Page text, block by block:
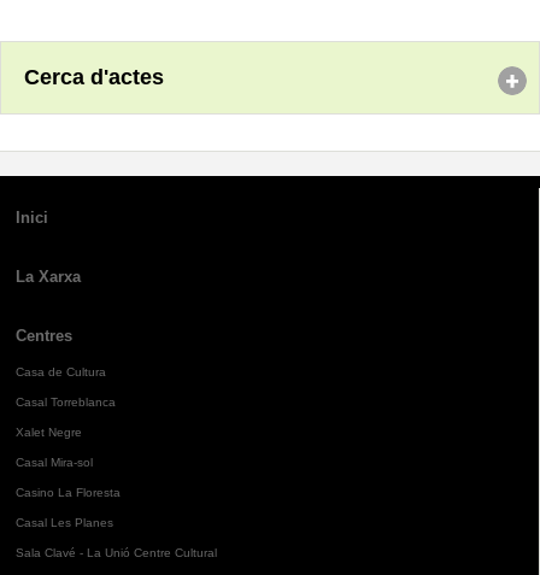
Cerca d'actes
Inici
La Xarxa
Centres
Casa de Cultura
Casal Torreblanca
Xalet Negre
Casal Mira-sol
Casino La Floresta
Casal Les Planes
Sala Clavé - La Unió Centre Cultural